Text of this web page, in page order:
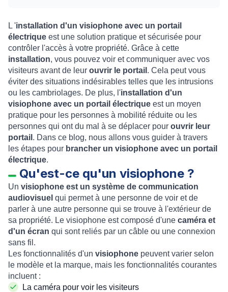
L 'installation d'un visiophone avec un portail
électrique est une solution pratique et sécurisée pour
contrôler l'accès à votre propriété. Grâce à cette
installation, vous pouvez voir et communiquer avec vos
visiteurs avant de leur ouvrir le portail . Cela peut vous
éviter des situations indésirables telles que les intrusions
ou les cambriolages. De plus, l'installation d'un
visiophone avec un portail électrique est un moyen
pratique pour les personnes à mobilité réduite ou les
personnes qui ont du mal à se déplacer pour ouvrir leur
portail . Dans ce blog, nous allons vous guider à travers
les étapes pour brancher un visiophone avec un portail
électrique.
Qu'est-ce qu'un visiophone ?
Un visiophone est un système de communication
audiovisuel qui permet à une personne de voir et de
parler à une autre personne qui se trouve à l'extérieur de
sa propriété. Le visiophone est composé d'une caméra et
d'un écran qui sont reliés par un câble ou une connexion
sans fil.
Les fonctionnalités d'un visiophone peuvent varier selon
le modèle et la marque, mais les fonctionnalités courantes
incluent :
La caméra pour voir les visiteurs